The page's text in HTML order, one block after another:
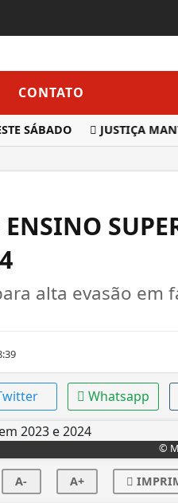
CONTATO
JUSTIÇA
alta evasão em
Whatsapp
©
A- A+